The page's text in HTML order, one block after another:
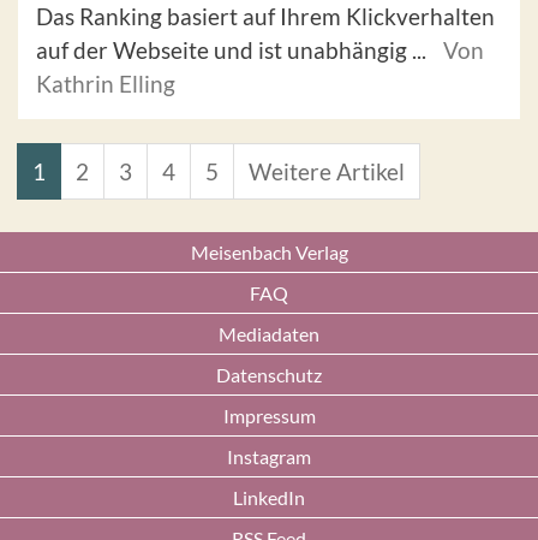
Das Ranking basiert auf Ihrem Klickverhalten
auf der Webseite und ist unabhängig ...
Von
Kathrin Elling
1 2 3 4 5 Weitere Artikel
Meisenbach Verlag
FAQ
Mediadaten
Datenschutz
Impressum
Instagram
LinkedIn